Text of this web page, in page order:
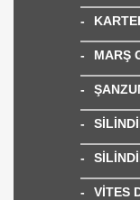
MARŞ
VİTES